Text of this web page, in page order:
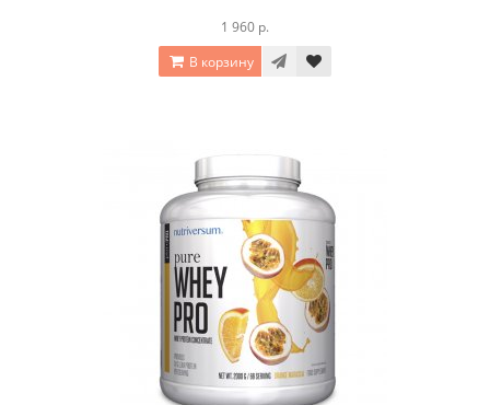
1 960 р.
В корзину